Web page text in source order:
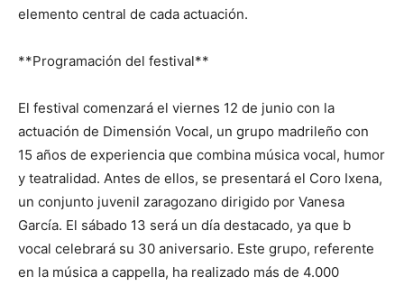
elemento central de cada actuación.
**Programación del festival**
El festival comenzará el viernes 12 de junio con la
actuación de Dimensión Vocal, un grupo madrileño con
15 años de experiencia que combina música vocal, humor
y teatralidad. Antes de ellos, se presentará el Coro Ixena,
un conjunto juvenil zaragozano dirigido por Vanesa
García. El sábado 13 será un día destacado, ya que b
vocal celebrará su 30 aniversario. Este grupo, referente
en la música a cappella, ha realizado más de 4.000